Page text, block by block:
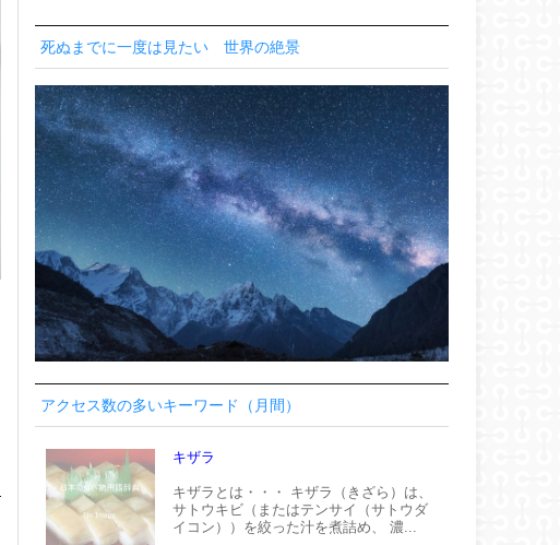
死ぬまでに一度は見たい 世界の絶景
アクセス数の多いキーワード（月間）
キザラ
キザラとは・・・ キザラ（きざら）は、
サトウキビ（またはテンサイ（サトウダ
イコン））を絞った汁を煮詰め、 濃...